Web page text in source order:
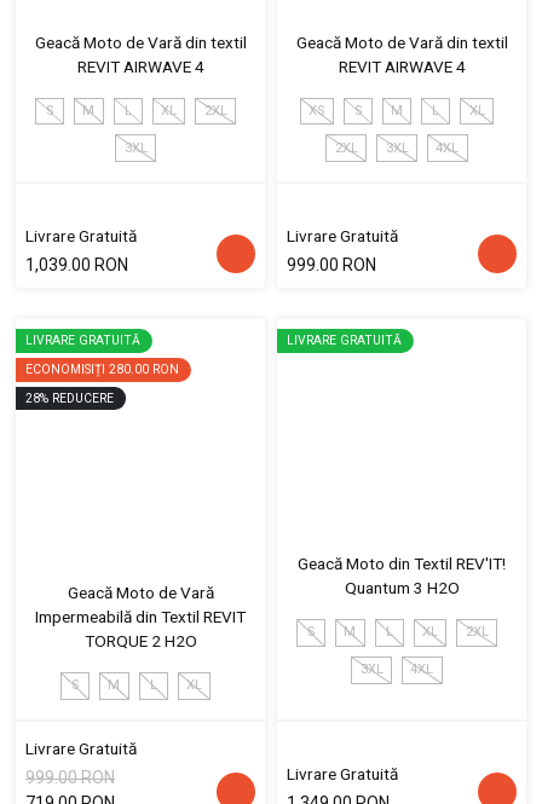
Geacă Moto de Vară din textil
REVIT AIRWAVE 4
S M L XL 2XL
3XL
Livrare Gratuită
1,039.00 RON
Geacă Moto de Vară din textil
REVIT AIRWAVE 4
XS S M L XL
2XL 3XL 4XL
Livrare Gratuită
999.00 RON
LIVRARE GRATUITĂ
ECONOMISIȚI 280.00 RON
28% REDUCERE
Geacă Moto de Vară
Impermeabilă din Textil REVIT
TORQUE 2 H2O
S M L XL
Livrare Gratuită
999.00 RON
LIVRARE GRATUITĂ
Geacă Moto din Textil REV'IT!
Quantum 3 H2O
S M L XL 2XL
3XL 4XL
Livrare Gratuită